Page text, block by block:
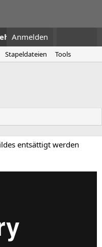
Anmelden
Stapeldateien Tools
entsättigt werden